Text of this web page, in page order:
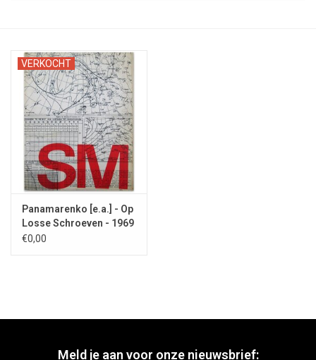
VERKOCHT
Panamarenko [e.a.] - Op
Losse Schroeven - 1969
€0,00
Meld je aan voor onze nieuwsbrief: